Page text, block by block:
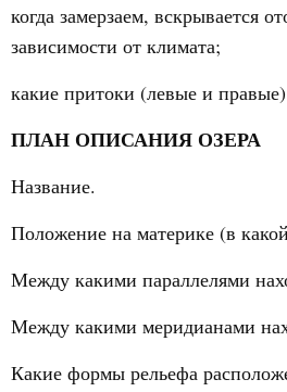
когда замерзаем, вскрывается
зависимости от климата;
какие притоки (левые и
ПЛАН ОПИСАНИЯ ОЗЕРА
Название.
Положение на материке (в
Между какими параллелями
Между какими меридианами
Какие формы рельефа